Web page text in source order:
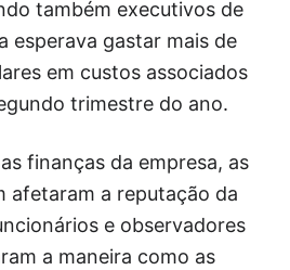
também executivos de
esperava gastar mais de
em custos associados
trimestre do ano.
finanças da empresa, as
afetaram a reputação da
e observadores
a maneira como as